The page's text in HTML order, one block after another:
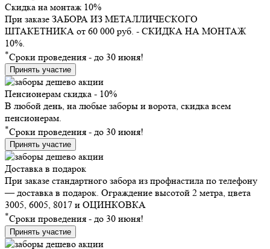
Скидка на монтаж 10%
При заказе ЗАБОРА ИЗ МЕТАЛЛИЧЕСКОГО
ШТАКЕТНИКА от 60 000 руб. - СКИДКА НА МОНТАЖ
10%.
*Сроки проведения - до 30 июня!
Принять участие
Пенсионерам скидка - 10%
В любой день, на любые заборы и ворота, скидка всем
пенсионерам.
*Сроки проведения - до 30 июня!
Принять участие
Доставка в подарок
При заказе стандартного забора из профнастила по телефону
— доставка в подарок. Ограждение высотой 2 метра, цвета
3005, 6005, 8017 и ОЦИНКОВКА
*Сроки проведения - до 30 июня!
Принять участие